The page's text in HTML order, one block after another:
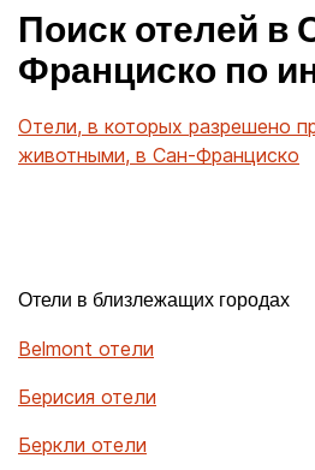
Поиск отелей в
Франциско по
Отели, в которых разрешено
животными, в Сан-Франциско
Отели в близлежащих городах
Belmont отели
Берисия отели
Беркли отели